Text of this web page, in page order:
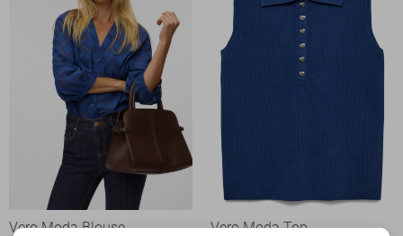
Vero Moda Blouse
Vero Moda Top